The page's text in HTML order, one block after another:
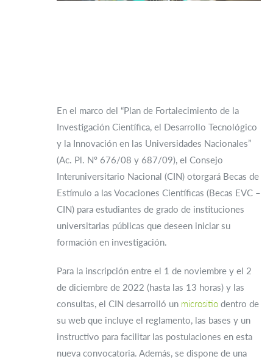
En el marco del “Plan de Fortalecimiento de la
Investigación Científica, el Desarrollo Tecnológico
y la Innovación en las Universidades Nacionales”
(Ac. Pl. Nº 676/08 y 687/09), el Consejo
Interuniversitario Nacional (CIN) otorgará Becas de
Estímulo a las Vocaciones Científicas (Becas EVC –
CIN) para estudiantes de grado de instituciones
universitarias públicas que deseen iniciar su
formación en investigación.
Para la inscripción entre el 1 de noviembre y el 2
de diciembre de 2022 (hasta las 13 horas) y las
consultas, el CIN desarrolló un micrositio dentro de
su web que incluye el reglamento, las bases y un
instructivo para facilitar las postulaciones en esta
nueva convocatoria. Además, se dispone de una